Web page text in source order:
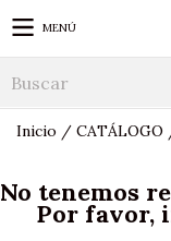
MENÚ
Inicio / CATÁLOGO
No tenemos
Por favor,